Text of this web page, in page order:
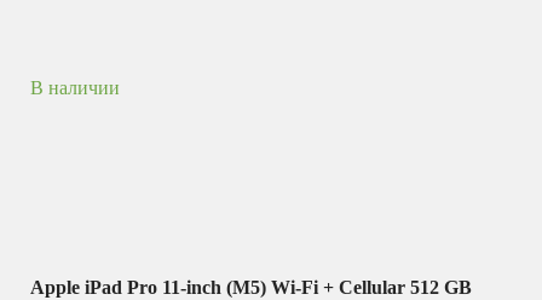
В наличии
Apple iPad Pro 11-inch (M5) Wi-Fi + Cellular 512 GB